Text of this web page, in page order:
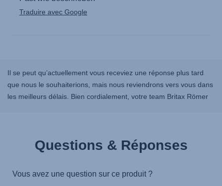
Il se peut qu’actuellement vous receviez une réponse plus tard
que nous le souhaiterions, mais nous reviendrons vers vous dans
les meilleurs délais. Bien cordialement, votre team Britax Römer
Questions & Réponses